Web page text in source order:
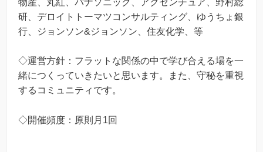
研、デロイトトーマツコンサルティング、ゆうちょ銀
行、ジョンソン&ジョンソン、住友化学、等
◇運営方針：フラットな関係の中で学び合える場を一
緒につくっていきたいと思います。また、守秘を重視
するコミュニティです。
◇開催頻度：原則月1回